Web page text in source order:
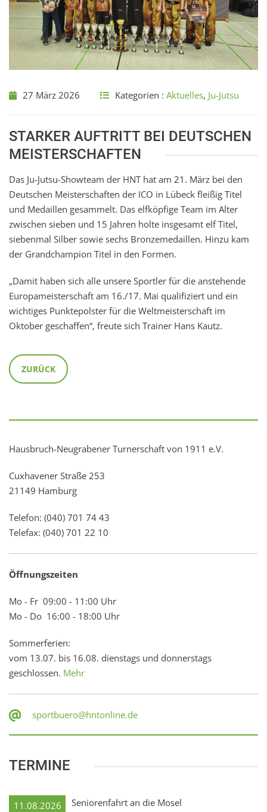
27 März 2026 Kategorien : Aktuelles, Ju-Jutsu
STARKER AUFTRITT BEI DEUTSCHEN
MEISTERSCHAFTEN
Das Ju-Jutsu-Showteam der HNT hat am 21. März bei den
Deutschen Meisterschaften der ICO in Lübeck fleißig Titel
und Medaillen gesammelt. Das elfköpfige Team im Alter
zwischen sieben und 15 Jahren holte insgesamt elf Titel,
siebenmal Silber sowie sechs Bronzemedaillen. Hinzu kam
der Grandchampion Titel in den Formen.
„Damit haben sich alle unsere Sportler für die anstehende
Europameisterschaft am 16./17. Mai qualifiziert und ein
wichtiges Punktepolster für die Weltmeisterschaft im
Oktober geschaffen“, freute sich Trainer Hans Kautz.
ZURÜCK
Hausbruch-Neugrabener Turnerschaft von 1911 e.V.
Cuxhavener Straße 253
21149 Hamburg
Telefon: (040) 701 74 43
Telefax: (040) 701 22 10
Öffnungszeiten
Mo - Fr 09:00 - 11:00 Uhr
Mo - Do 16:00 - 18:00 Uhr
Sommerferien:
vom 13.07. bis 16.08. dienstags und donnerstags
geschlossen. Mehr
sportbuero@hntonline.de
TERMINE
11.08.2026 Seniorenfahrt an die Mosel